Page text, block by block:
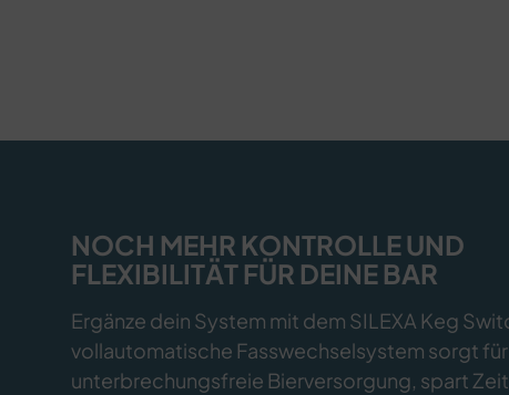
NOCH MEHR KONTROLLE UND
FLEXIBILITÄT FÜR DEINE BAR
Ergänze dein System mit dem SILEXA Keg
vollautomatische Fasswechselsystem sorgt für
unterbrechungsfreie Bierversorgung, spart